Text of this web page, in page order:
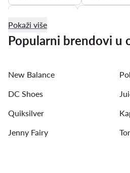
bijele majice kratkih rukava
Pokaži više
Popularni brendovi u
New Balance
DC Shoes
Quiksilver
Jenny Fairy